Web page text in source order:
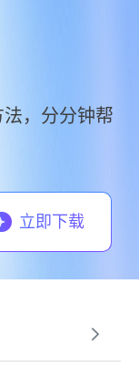
，分分钟帮
立即下载